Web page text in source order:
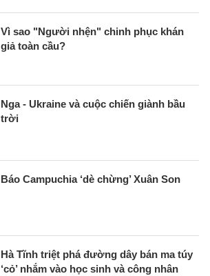
Vì sao "Người nhện" chinh phục khán
giả toàn cầu?
Nga - Ukraine và cuộc chiến giành bầu
trời
Báo Campuchia ‘dè chừng’ Xuân Son
Hà Tĩnh triệt phá đường dây bán ma túy
‘cỏ’ nhắm vào học sinh và công nhân